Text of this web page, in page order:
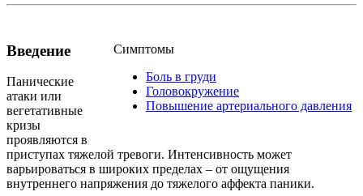
Симптомы
Боль в груди
Головокружение
Повышение артериального давления
Введение
Панические
атаки или
вегетативные
кризы
проявляются в
приступах тяжелой тревоги. Интенсивность может
варьироваться в широких пределах – от ощущения
внутреннего напряжения до тяжелого аффекта паники.